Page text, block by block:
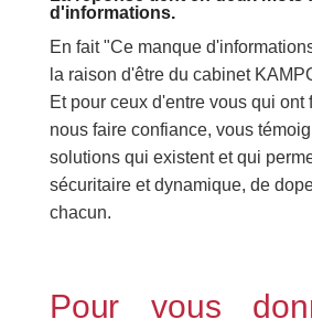
d'informations.
En fait "Ce manque
la raison d'être du cabinet
Et pour ceux d'entre vous qui ont
nous faire confiance, vous
solutions qui existent et qui
sécuritaire et dynamique, de
chacun.
Pour vous